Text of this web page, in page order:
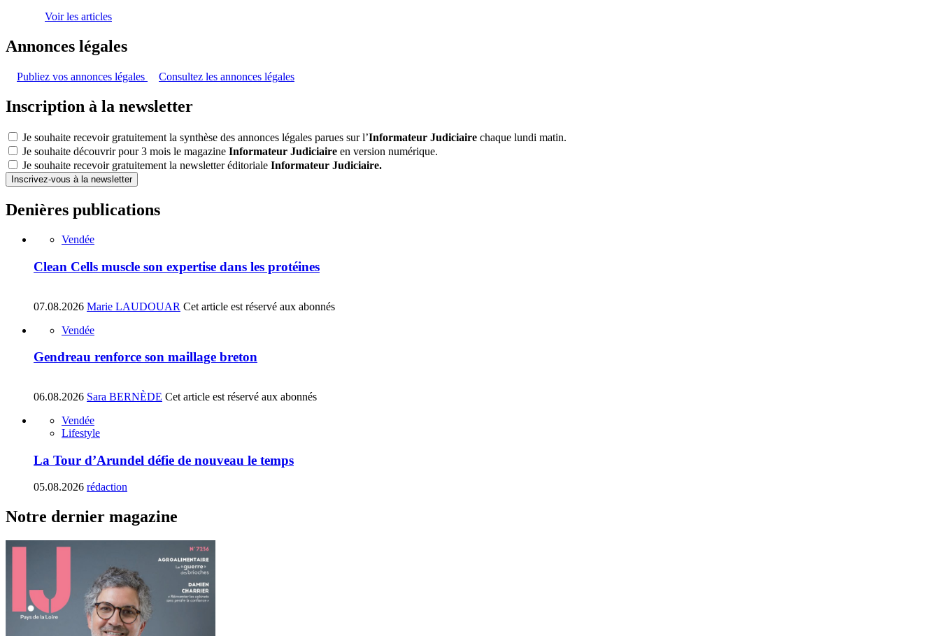
Voir les articles
Annonces légales
Publiez vos annonces légales Consultez les annonces légales
Inscription à la newsletter
Je souhaite recevoir gratuitement la synthèse des annonces légales parues sur l’Informateur Judiciaire chaque lundi matin.
Je souhaite découvrir pour 3 mois le magazine Informateur Judiciaire en version numérique.
Je souhaite recevoir gratuitement la newsletter éditoriale Informateur Judiciaire.
Inscrivez-vous à la newsletter
Denières publications
Vendée
Clean Cells muscle son expertise dans les protéines
07.08.2026 Marie LAUDOUAR Cet article est réservé aux abonnés
Vendée
Gendreau renforce son maillage breton
06.08.2026 Sara BERNÈDE Cet article est réservé aux abonnés
Vendée
Lifestyle
La Tour d’Arundel défie de nouveau le temps
05.08.2026 rédaction
Notre dernier magazine